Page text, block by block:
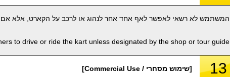
המשתמש לא רשאי לאפשר לאף אחד אחר לנהוג או לרכב על הקארט, אלא אם כן
to drive or ride the kart unless designated by the shop or tour guide.
13 [שימוש מסחרי / Commercial Use]